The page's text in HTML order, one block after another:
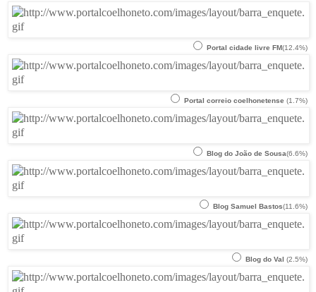
Portal cidade livre FM(12.4%)
Portal correio coelhonetense (1.7%)
Blog do João de Sousa(6.6%)
Blog Samuel Bastos(11.6%)
Blog do Val (2.5%)